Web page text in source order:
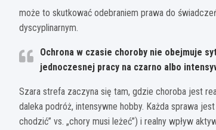
może to skutkować odebraniem prawa do
dyscyplinarnym.
Ochrona w czasie choroby nie obejmuje
jednoczesnej pracy na czarno albo
Szara strefa zaczyna się tam, gdzie choroba jest
daleka podróż, intensywne hobby. Każda sprawa
chodzić” vs. „chory musi leżeć”) i realny wpływ